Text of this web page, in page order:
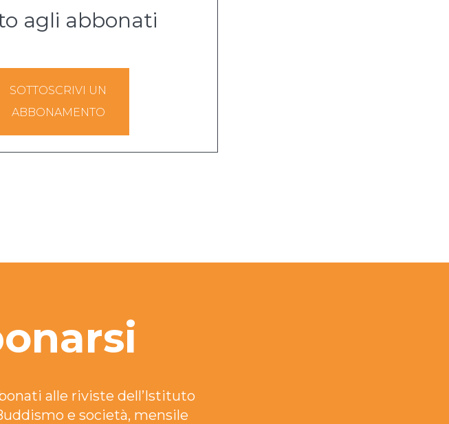
agli abbonati
SOTTOSCRIVI UN
ABBONAMENTO
alle riviste dell’Istituto
e società, mensile